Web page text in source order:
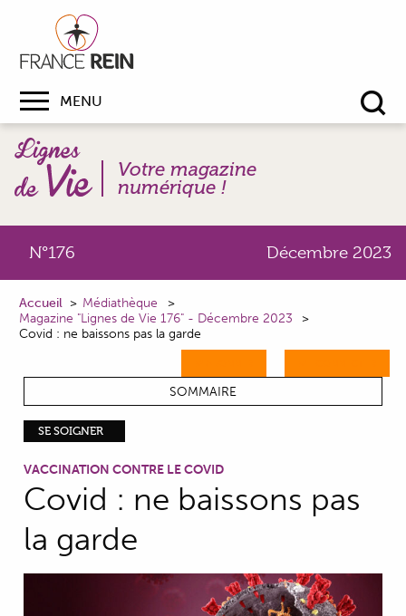
MENU
Votre magazine
numérique !
N°176 Décembre 2023
Accueil
Médiathèque
Magazine "Lignes de Vie 176" - Décembre 2023
Covid : ne baissons pas la garde
SOMMAIRE
SE SOIGNER
VACCINATION CONTRE LE COVID
Covid : ne baissons pas
la garde